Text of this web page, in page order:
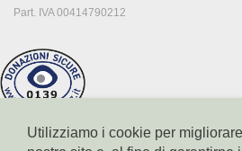
Part. IVA 00414790212
Utilizziamo i cookie per